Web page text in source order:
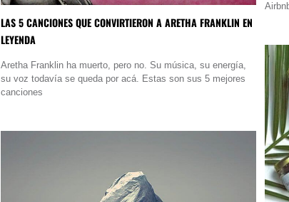
LAS 5 CANCIONES QUE CONVIRTIERON A ARETHA FRANKLIN EN
LEYENDA
Aretha Franklin ha muerto, pero no. Su música, su energía,
su voz todavía se queda por acá. Estas son sus 5 mejores
canciones